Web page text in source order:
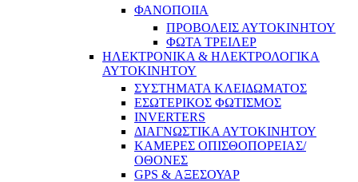
ΦΑΝΟΠΟΙΙΑ
ΠΡΟΒΟΛΕΙΣ ΑΥΤΟΚΙΝΗΤΟΥ
ΦΩΤΑ ΤΡΕΙΛΕΡ
ΗΛΕΚΤΡΟΝΙΚΑ & ΗΛΕΚΤΡΟΛΟΓΙΚΑ
ΑΥΤΟΚΙΝΗΤΟΥ
ΣΥΣΤΗΜΑΤΑ ΚΛΕΙΔΩΜΑΤΟΣ
ΕΣΩΤΕΡΙΚΟΣ ΦΩΤΙΣΜΟΣ
INVERTERS
ΔΙΑΓΝΩΣΤΙΚΑ ΑΥΤΟΚΙΝΗΤΟΥ
ΚΑΜΕΡΕΣ ΟΠΙΣΘΟΠΟΡΕΙΑΣ/
ΟΘΟΝΕΣ
GPS & ΑΞΕΣΟΥΑΡ